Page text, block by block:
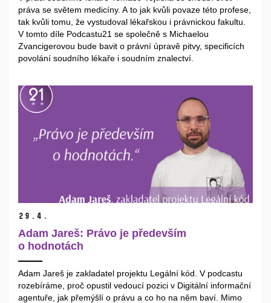
práva se světem medicíny. A to jak kvůli povaze této profese,
tak kvůli tomu, že vystudoval lékařskou i právnickou fakultu.
V tomto díle Podcastu21 se společně s Michaelou
Zvancigerovou bude bavit o právní úpravě pitvy, specificích
povolání soudního lékaře i soudním znalectví.
29. 4.
Adam Jareš: Právo je především
o hodnotách
Adam Jareš je zakladatel projektu Legální kód. V podcastu
rozebíráme, proč opustil vedoucí pozici v Digitální informační
agentuře, jak přemýšlí o právu a co ho na něm baví. Mimo